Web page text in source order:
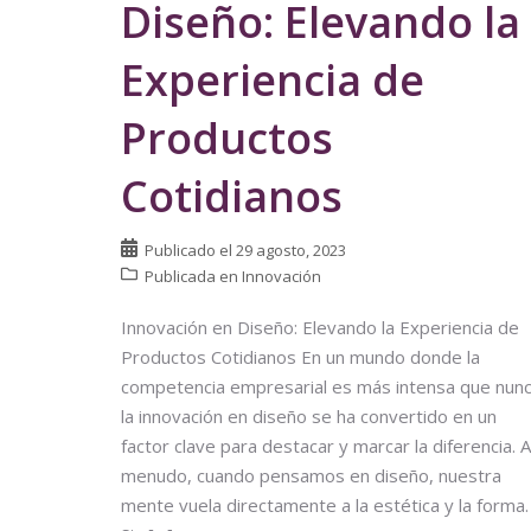
Diseño: Elevando la
Experiencia de
Productos
Cotidianos
Publicado el 29 agosto, 2023
Publicada en Innovación
Innovación en Diseño: Elevando la Experiencia de
Productos Cotidianos En un mundo donde la
competencia empresarial es más intensa que
la innovación en diseño se ha convertido en un
factor clave para destacar y marcar la diferencia. A
menudo, cuando pensamos en diseño, nuestra
mente vuela directamente a la estética y la forma.